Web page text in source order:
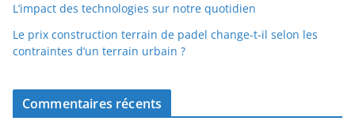
L’impact des technologies sur notre quotidien
Le prix construction terrain de padel change-t-il selon les
contraintes d’un terrain urbain ?
Commentaires récents